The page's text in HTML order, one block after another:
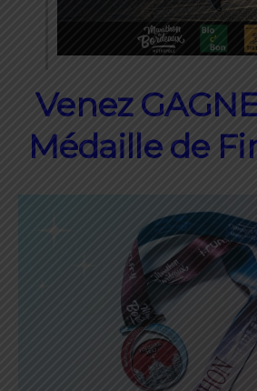
Venez
Médaille de